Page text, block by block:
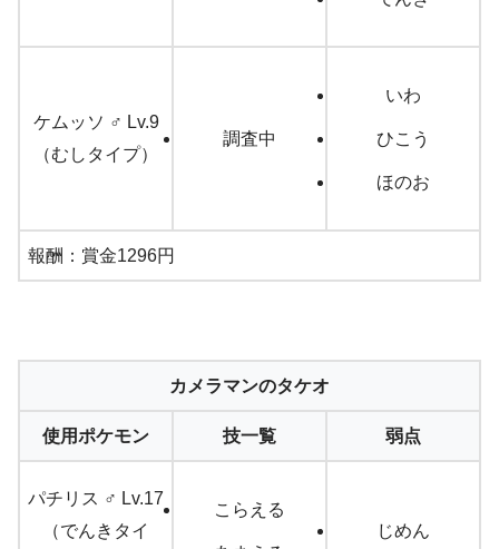
ケムッソ ♂ Lv.9
（むしタイプ）
調査中
いわ
ひこう
ほのお
報酬：賞金1296円
カメラマンのタケオ
使用ポケモン 技一覧 弱点
パチリス ♂ Lv.17
（でんきタイ
こらえる
じめん